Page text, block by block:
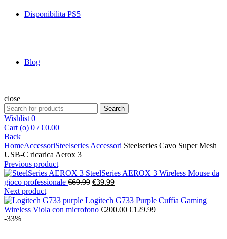
Disponibilita PS5
Blog
close
Search
for:
Search
Wishlist 0
Cart (o) 0 / €0.00
Back
HomeAccessoriSteelseries Accessori Steelseries Cavo Super Mesh
USB-C ricarica Aerox 3
Previous product
SteelSeries AEROX 3 Wireless Mouse da
gioco professionale €69.99 Il
originale
era:
€39.99Il
attuale
è:
Next product
Logitech G733 Purple Cuffia Gaming
Wireless Viola con microfono €200.00 Il
€129.99Il
-33%